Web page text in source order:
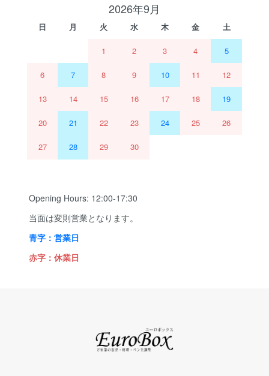
2026年9月
日 月 火 水 木 金 土
1 2 3 4 5
6 7 8 9 10 11 12
13 14 15 16 17 18 19
20 21 22 23 24 25 26
27 28 29 30
Opening Hours: 12:00-17:30
当面は変則営業となります。
青字：営業日
赤字：休業日